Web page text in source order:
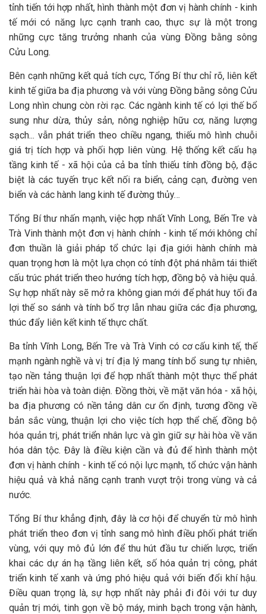
tỉnh tiến tới hợp nhất, hình thành một đơn vị hành chính - kinh
tế mới có năng lực cạnh tranh cao, thực sự là một trong
những cực tăng trưởng nhanh của vùng Đồng bằng sông
Cửu Long.
Bên cạnh những kết quả tích cực, Tổng Bí thư chỉ rõ, liên kết
kinh tế giữa ba địa phương và với vùng Đồng bằng sông Cửu
Long nhìn chung còn rời rạc. Các ngành kinh tế có lợi thế bổ
sung như dừa, thủy sản, nông nghiệp hữu cơ, năng lượng
sạch... vẫn phát triển theo chiều ngang, thiếu mô hình chuỗi
giá trị tích hợp và phối hợp liên vùng. Hệ thống kết cấu hạ
tầng kinh tế - xã hội của cả ba tỉnh thiếu tính đồng bộ, đặc
biệt là các tuyến trục kết nối ra biển, cảng cạn, đường ven
biển và các hành lang kinh tế đường thủy…
Tổng Bí thư nhấn mạnh, việc hợp nhất Vĩnh Long, Bến Tre và
Trà Vinh thành một đơn vị hành chính - kinh tế mới không chỉ
đơn thuần là giải pháp tổ chức lại địa giới hành chính mà
quan trọng hơn là một lựa chọn có tính đột phá nhằm tái thiết
cấu trúc phát triển theo hướng tích hợp, đồng bộ và hiệu quả.
Sự hợp nhất này sẽ mở ra không gian mới để phát huy tối đa
lợi thế so sánh và tính bổ trợ lẫn nhau giữa các địa phương,
thúc đẩy liên kết kinh tế thực chất.
Ba tỉnh Vĩnh Long, Bến Tre và Trà Vinh có cơ cấu kinh tế, thế
mạnh ngành nghề và vị trí địa lý mang tính bổ sung tự nhiên,
tạo nền tảng thuận lợi để hợp nhất thành một thực thể phát
triển hài hòa và toàn diện. Đồng thời, về mặt văn hóa - xã hội,
ba địa phương có nền tảng dân cư ổn định, tương đồng về
bản sắc vùng, thuận lợi cho việc tích hợp thể chế, đồng bộ
hóa quản trị, phát triển nhân lực và gìn giữ sự hài hòa về văn
hóa dân tộc. Đây là điều kiện cần và đủ để hình thành một
đơn vị hành chính - kinh tế có nội lực mạnh, tổ chức vận hành
hiệu quả và khả năng cạnh tranh vượt trội trong vùng và cả
nước.
Tổng Bí thư khẳng định, đây là cơ hội để chuyển từ mô hình
phát triển theo đơn vị tỉnh sang mô hình điều phối phát triển
vùng, với quy mô đủ lớn để thu hút đầu tư chiến lược, triển
khai các dự án hạ tầng liên kết, số hóa quản trị công, phát
triển kinh tế xanh và ứng phó hiệu quả với biến đổi khí hậu.
Điều quan trọng là, sự hợp nhất này phải đi đôi với tư duy
quản trị mới, tinh gọn về bộ máy, minh bạch trong vận hành,